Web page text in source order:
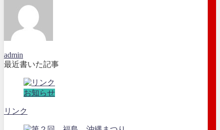
admin
最近書いた記事
お知らせ
リンク